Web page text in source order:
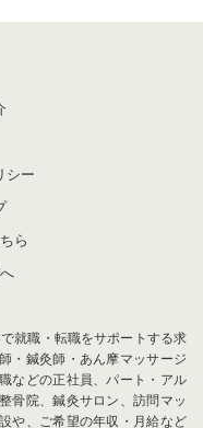
シー
ら
就職・転職をサポートする求
・鍼灸師・あん摩マッサージ
などの正社員、パート・アル
骨院、鍼灸サロン、訪問マッ
や、ご希望の年収・月給など